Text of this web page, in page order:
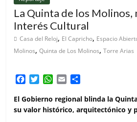
La Quinta de los Molinos,
Interés Cultural
Casa del Reloj, El Capricho, Espacio
Molinos,Quinta de Los Molinos,Torre Arias
c
e
i
t
W
a
t
a
i
m
p
El Gobierno regional blinda la
su valor histórico, arquitectónico y